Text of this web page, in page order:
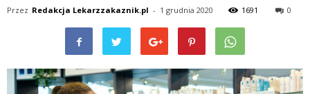
Przez Redakcja Lekarzzakaznik.pl - 1 grudnia 2020 1691 0